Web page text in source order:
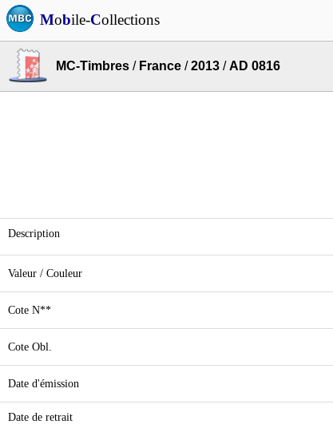
Mobile-Collections
MC-Timbres / France /2013 /AD 0816
Description
Valeur / Couleur
Cote N**
Cote Obl.
Date d'émission
Date de retrait